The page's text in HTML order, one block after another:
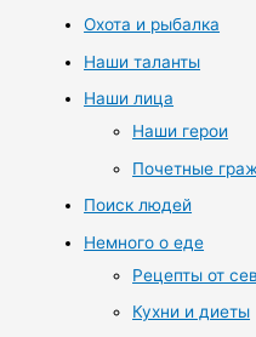
Охота и рыбалка
Наши таланты
Наши лица
Наши герои
Почетные
Поиск людей
Немного о еде
Рецепты от
Кухни и диеты